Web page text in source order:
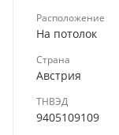
Расположение
На потолок
Страна
Австрия
ТНВЭД
9405109109